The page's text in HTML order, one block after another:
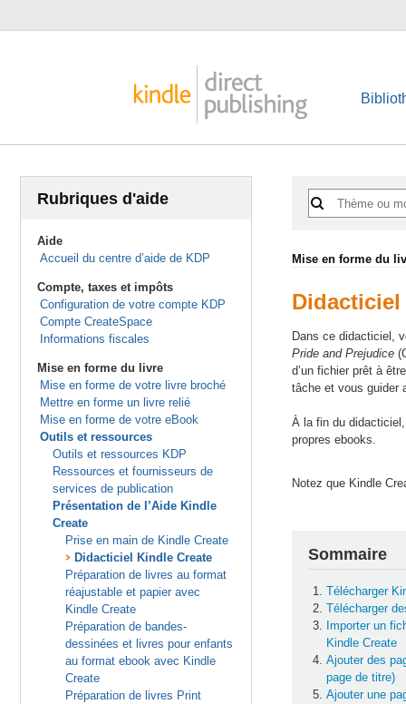
Rubriques d'aide
Aide
Accueil du centre d’aide de KDP
Compte, taxes et impôts
Configuration de votre compte KDP
Compte CreateSpace
Informations fiscales
Mise en forme du livre
Mise en forme de votre livre broché
Mettre en forme un livre relié
Mise en forme de votre eBook
Outils et ressources
Outils et ressources KDP
Ressources et fournisseurs de
services de publication
Présentation de l’Aide Kindle
Create
Prise en main de Kindle Create
Didacticiel Kindle Create
Préparation de livres au format
réajustable et papier avec
Kindle Create
Préparation de bandes-
dessinées et livres pour enfants
au format ebook avec Kindle
Create
Préparation de livres Print
Mise en forme du
Didacticiel
Dans ce didacticiel,
Pride and Prejudice
d’un fichier prêt à
tâche et vous guider
À la fin du
propres ebooks.
Notez que Kindle
Sommaire
Télécharger
Télécharger
Importer un
Kindle Create
Ajouter des
page de titre)
Ajouter une